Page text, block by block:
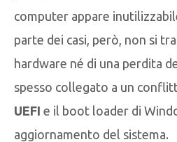
computer appare
parte dei casi, però, non si
hardware né di una perdita
spesso collegato a un
UEFI e il boot loader di
aggiornamento del sistema.